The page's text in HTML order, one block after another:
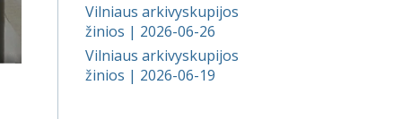
Vilniaus arkivyskupijos
žinios | 2026-06-26
Vilniaus arkivyskupijos
žinios | 2026-06-19